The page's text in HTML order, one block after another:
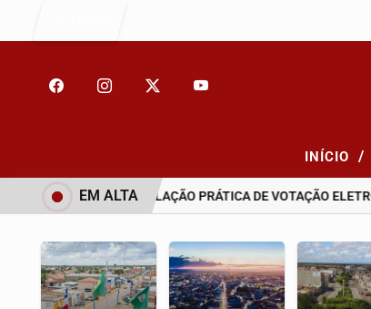
INÍCIO /
PROMOVE SIMULAÇÃO PRÁTICA DE VOTAÇÃO
EM ALTA